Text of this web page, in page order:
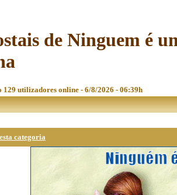
de Ninguem é
129 utilizadores online - 6/8/2026 - 06:39h
categoria